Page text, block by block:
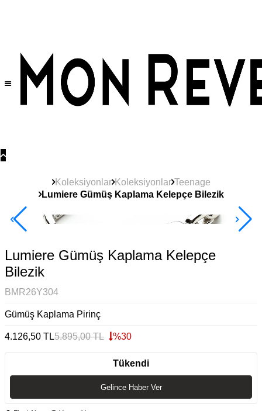
Koleksiyonlar Koleksiyonlar Teenage
Lumiere Gümüş Kaplama Kelepçe Bilezik
Yeni Ürün
Lumiere Gümüş Kaplama Kelepçe
Bilezik
BMR26Y304
Gümüş Kaplama Pirinç
4.126,50 TL5.895,00TL %30
Tükendi
Gelince Haber Ver